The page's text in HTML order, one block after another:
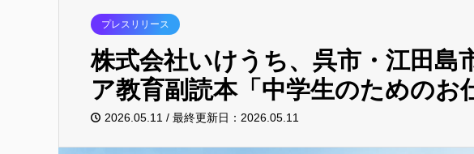
プレスリリース
株式会社いけうち、呉市・江田島
ア教育副読本「中学生のためのお
2026.05.11 / 最終更新日：2026.05.11